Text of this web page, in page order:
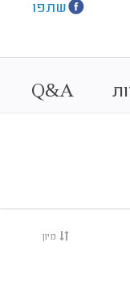
שתפו
Q&A
מיון